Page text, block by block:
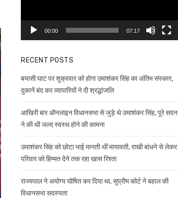
00:00 07:17
RECENT POSTS
बयासी घाट पर शुक्रवार को होगा उमाशंकर सिंह का अंतिम संस्कार,
दुकानें बंद कर व्यापारियों ने दी श्रद्धांजलि
आखिरी बार ऑनलाइन विधानसभा से जुड़े थे उमाशंकर सिंह, पूरे सदन
ने की थी जल्द स्वस्थ होने की कामना
उमाशंकर सिंह को छोटा भाई मानती थीं मायावती, राखी बांधने से लेकर
परिवार को हिम्मत देने तक रहा खास रिश्ता
राज्यपाल ने अयोग्य घोषित कर दिया था, सुप्रीम कोर्ट ने बहाल की
विधानसभा सदस्यता